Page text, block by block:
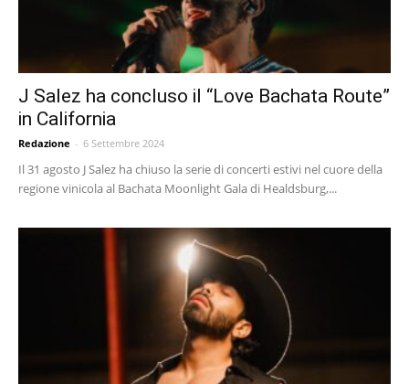
J Salez ha concluso il “Love Bachata Route”
in California
Redazione - 6 Settembre 2024
Il 31 agosto J Salez ha chiuso la serie di concerti estivi nel cuore della
regione vinicola al Bachata Moonlight Gala di Healdsburg,...